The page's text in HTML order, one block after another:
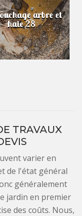
arbre et
haie 28
TRAVAUX
varier en
de l'état général
généralement
jardin en premier
des coûts. Nous,